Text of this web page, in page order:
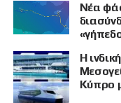
Νέα
Η
Κύπρο